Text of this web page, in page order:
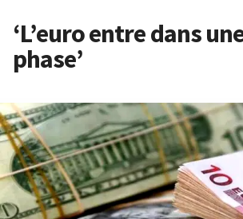
‘L’euro entre dans
phase’